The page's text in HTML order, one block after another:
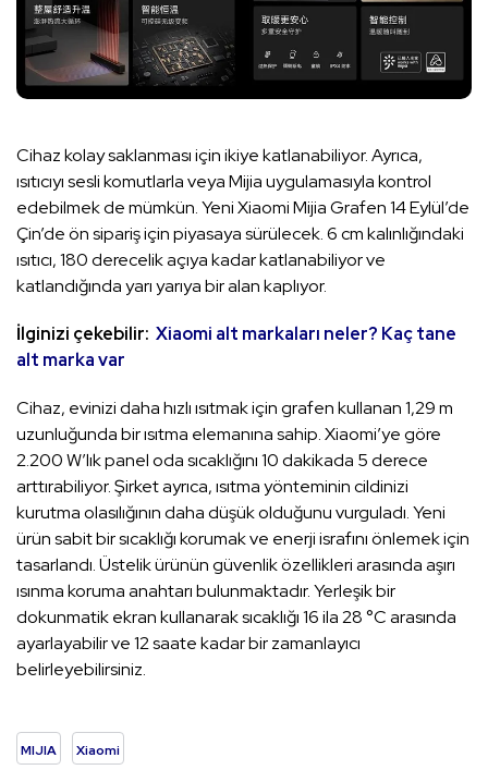
Cihaz kolay saklanması için ikiye katlanabiliyor. Ayrıca,
ısıtıcıyı sesli komutlarla veya Mijia uygulamasıyla kontrol
edebilmek de mümkün. Yeni Xiaomi Mijia Grafen 14 Eylül’de
Çin’de ön sipariş için piyasaya sürülecek. 6 cm kalınlığındaki
ısıtıcı, 180 derecelik açıya kadar katlanabiliyor ve
katlandığında yarı yarıya bir alan kaplıyor.
İlginizi çekebilir: Xiaomi alt markaları neler? Kaç tane
alt marka var
Cihaz, evinizi daha hızlı ısıtmak için grafen kullanan 1,29 m
uzunluğunda bir ısıtma elemanına sahip. Xiaomi’ye göre
2.200 W’lık panel oda sıcaklığını 10 dakikada 5 derece
arttırabiliyor. Şirket ayrıca, ısıtma yönteminin cildinizi
kurutma olasılığının daha düşük olduğunu vurguladı. Yeni
ürün sabit bir sıcaklığı korumak ve enerji israfını önlemek için
tasarlandı. Üstelik ürünün güvenlik özellikleri arasında aşırı
ısınma koruma anahtarı bulunmaktadır. Yerleşik bir
dokunmatik ekran kullanarak sıcaklığı 16 ila 28 °C arasında
ayarlayabilir ve 12 saate kadar bir zamanlayıcı
belirleyebilirsiniz.
MIJIA Xiaomi